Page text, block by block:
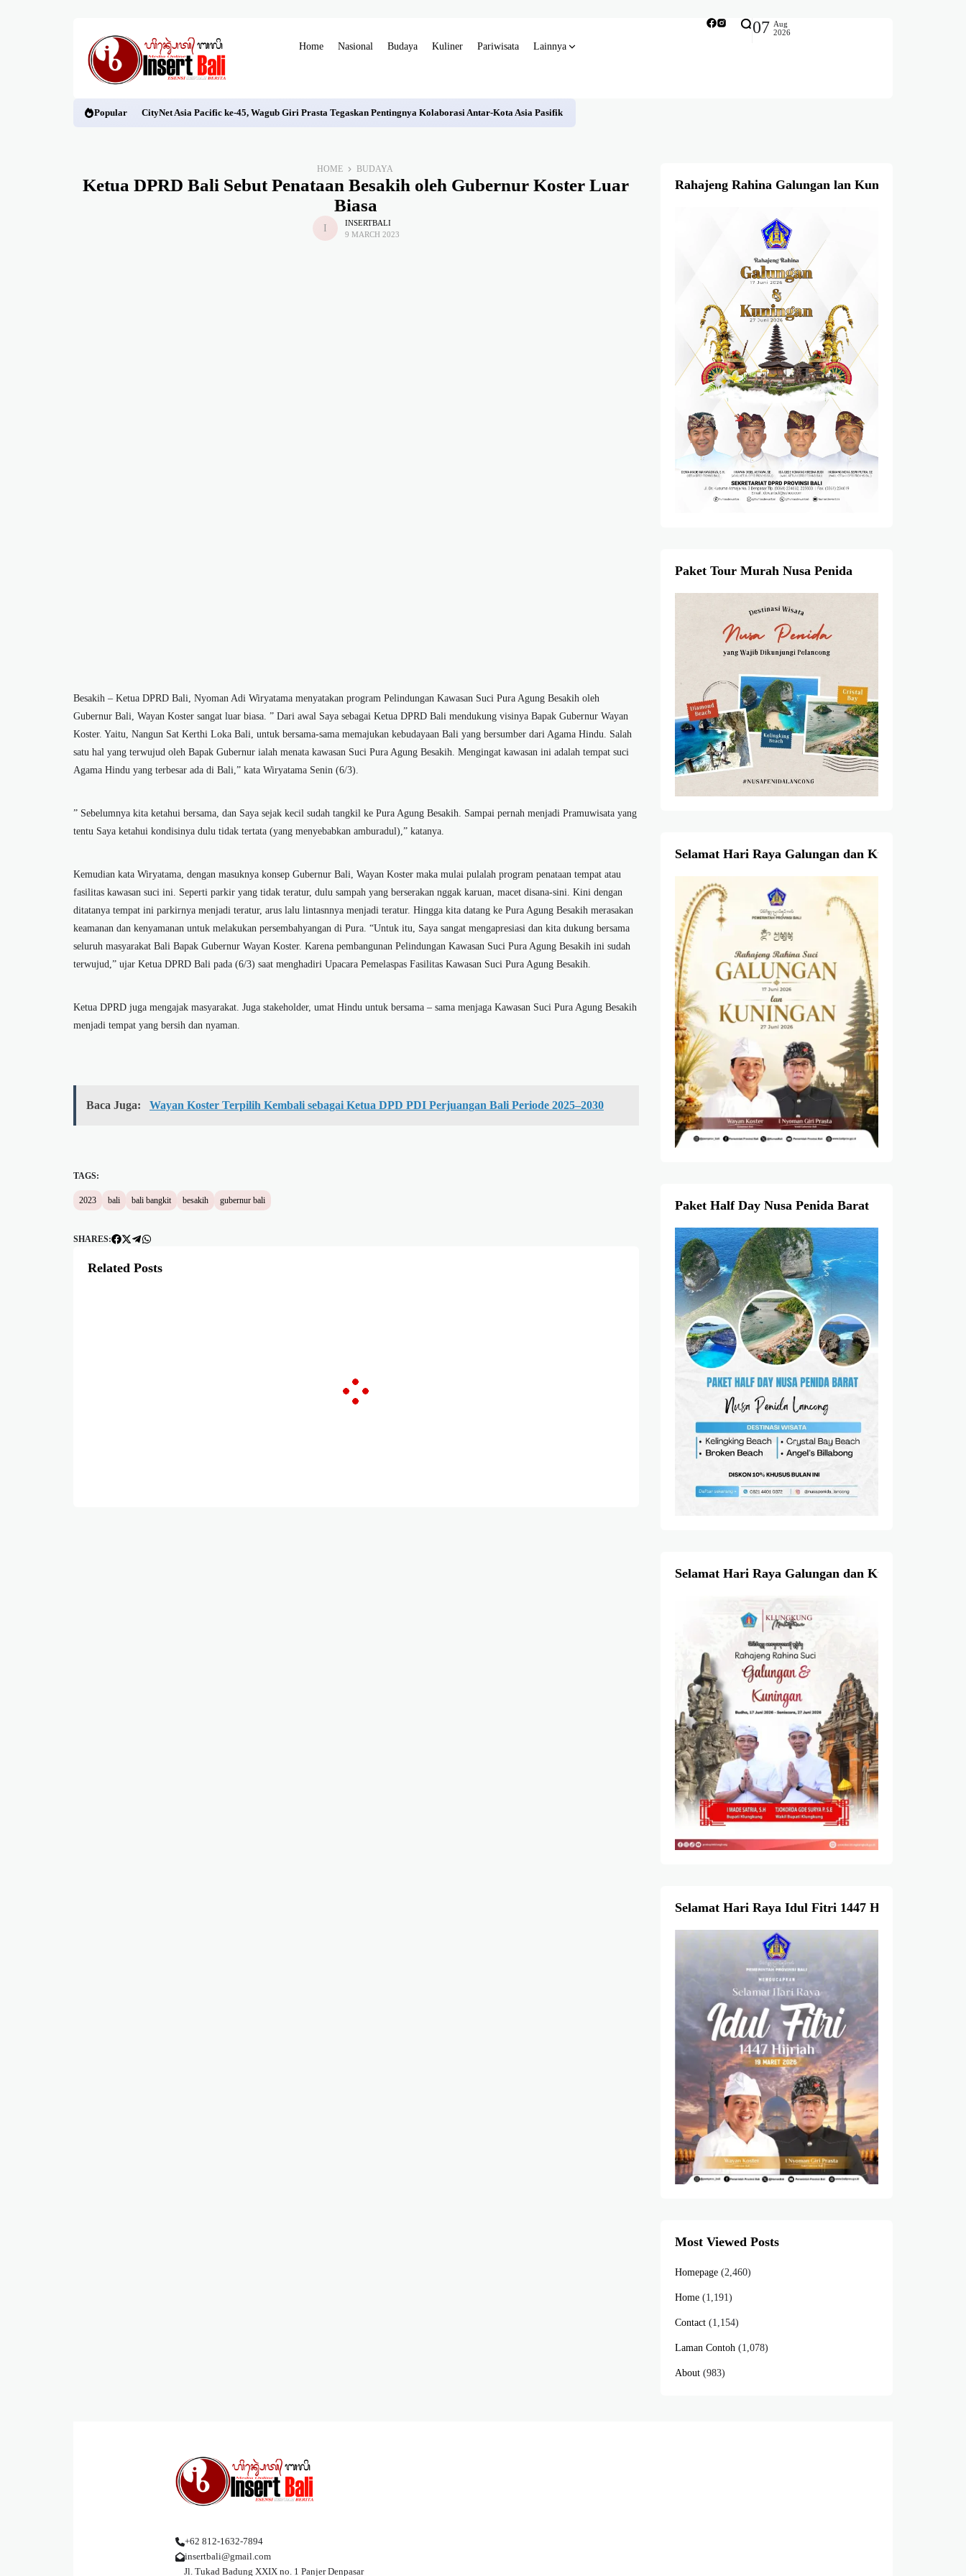
Home Nasional Budaya Kuliner Pariwisata Lainnya
07 Aug
2026
Popular CityNet Asia Pacific ke-45, Wagub Giri Prasta Tegaskan Pentingnya Kolaborasi Antar-Kota Asia Pasifik
HOME BUDAYA
Ketua DPRD Bali Sebut Penataan Besakih oleh Gubernur Koster Luar
Biasa
INSERTBALI
9 MARCH 2023
Besakih – Ketua DPRD Bali, Nyoman Adi Wiryatama menyatakan program Pelindungan Kawasan Suci Pura Agung Besakih oleh
Gubernur Bali, Wayan Koster sangat luar biasa. ” Dari awal Saya sebagai Ketua DPRD Bali mendukung visinya Bapak Gubernur Wayan
Koster. Yaitu, Nangun Sat Kerthi Loka Bali, untuk bersama-sama memajukan kebudayaan Bali yang bersumber dari Agama Hindu. Salah
satu hal yang terwujud oleh Bapak Gubernur ialah menata kawasan Suci Pura Agung Besakih. Mengingat kawasan ini adalah tempat suci
Agama Hindu yang terbesar ada di Bali,” kata Wiryatama Senin (6/3).
” Sebelumnya kita ketahui bersama, dan Saya sejak kecil sudah tangkil ke Pura Agung Besakih. Sampai pernah menjadi Pramuwisata yang
tentu Saya ketahui kondisinya dulu tidak tertata (yang menyebabkan amburadul),” katanya.
Kemudian kata Wiryatama, dengan masuknya konsep Gubernur Bali, Wayan Koster maka mulai pulalah program penataan tempat atau
fasilitas kawasan suci ini. Seperti parkir yang tidak teratur, dulu sampah yang berserakan nggak karuan, macet disana-sini. Kini dengan
ditatanya tempat ini parkirnya menjadi teratur, arus lalu lintasnnya menjadi teratur. Hingga kita datang ke Pura Agung Besakih merasakan
keamanan dan kenyamanan untuk melakukan persembahyangan di Pura. “Untuk itu, Saya sangat mengapresiasi dan kita dukung bersama
seluruh masyarakat Bali Bapak Gubernur Wayan Koster. Karena pembangunan Pelindungan Kawasan Suci Pura Agung Besakih ini sudah
terwujud,” ujar Ketua DPRD Bali pada (6/3) saat menghadiri Upacara Pemelaspas Fasilitas Kawasan Suci Pura Agung Besakih.
Ketua DPRD juga mengajak masyarakat. Juga stakeholder, umat Hindu untuk bersama – sama menjaga Kawasan Suci Pura Agung Besakih
menjadi tempat yang bersih dan nyaman.
Baca Juga: Wayan Koster Terpilih Kembali sebagai Ketua DPD PDI Perjuangan Bali Periode 2025–2030
TAGS:
2023 bali bali bangkit besakih gubernur bali
SHARES:
Related Posts
Rahajeng Rahina Galungan lan Kuningan
Paket Tour Murah Nusa Penida
Selamat Hari Raya Galungan dan Kuningan
Paket Half Day Nusa Penida Barat
Selamat Hari Raya Galungan dan Kuningan
Selamat Hari Raya Idul Fitri 1447 Hijriah
Most Viewed Posts
Homepage (2,460)
Home (1,191)
Contact (1,154)
Laman Contoh (1,078)
About (983)
+62 812-1632-7894
insertbali@gmail.com
Jl. Tukad Badung XXIX no. 1 Panjer Denpasar